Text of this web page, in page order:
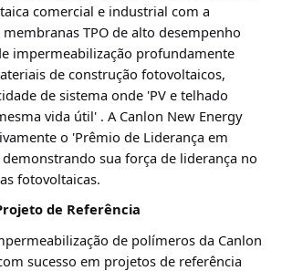
comercial e industrial com a
TPO de alto desempenho
impermeabilização profundamente
de construção fotovoltaicos,
de sistema onde 'PV e telhado
vida útil' . A Canlon New Energy
o 'Prêmio de Liderança em
demonstrando sua força de liderança no
fotovoltaicas.
de Referência
de polímeros da Canlon
sucesso em projetos de referência